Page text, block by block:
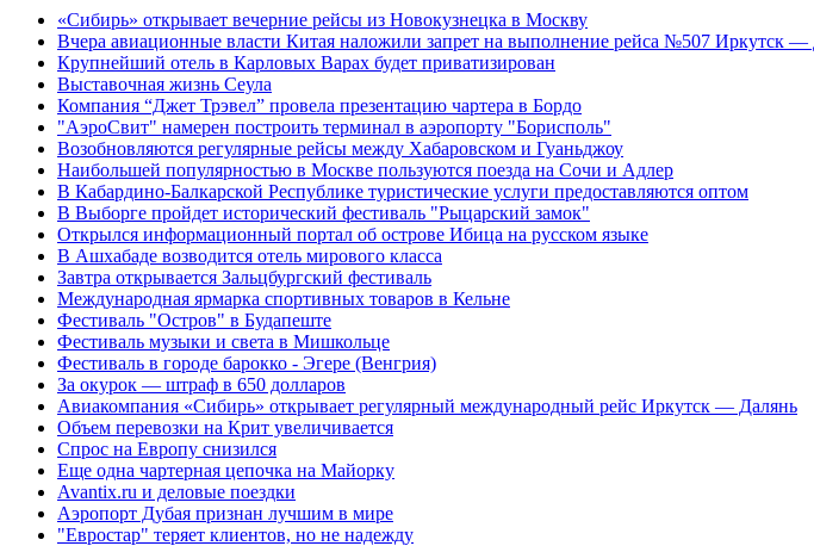
«Сибирь» открывает вечерние рейсы из Новокузнецка в Москву
Вчера авиационные власти Китая наложили запрет на выполнение рейса №507 Иркутск —
Крупнейший отель в Карловых Варах будет приватизирован
Выставочная жизнь Сеула
Компания “Джет Трэвел” провела презентацию чартера в Бордо
"АэроСвит" намерен построить терминал в аэропорту "Борисполь"
Возобновляются регулярные рейсы между Хабаровском и Гуаньджоу
Наибольшей популярностью в Москве пользуются поезда на Сочи и Адлер
В Кабардино-Балкарской Республике туристические услуги предоставляются оптом
В Выборге пройдет исторический фестиваль "Рыцарский замок"
Открылся информационный портал об острове Ибица на русском языке
В Ашхабаде возводится отель мирового класса
Завтра открывается Зальцбургский фестиваль
Международная ярмарка спортивных товаров в Кельне
Фестиваль "Остров" в Будапеште
Фестиваль музыки и света в Мишкольце
Фестиваль в городе барокко - Эгере (Венгрия)
За окурок — штраф в 650 долларов
Авиакомпания «Сибирь» открывает регулярный международный рейс Иркутск — Далянь
Объем перевозки на Крит увеличивается
Спрос на Европу снизился
Еще одна чартерная цепочка на Майорку
Avantix.ru и деловые поездки
Аэропорт Дубая признан лучшим в мире
"Евростар" теряет клиентов, но не надежду